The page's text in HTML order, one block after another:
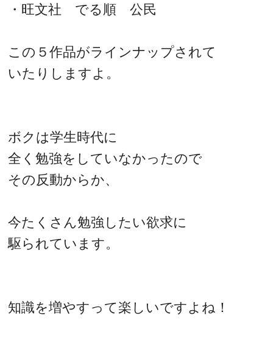
・旺文社 でる順 公民
この５作品がラインナップされて
いたりしますよ。
ボクは学生時代に
全く勉強をしていなかったので
その反動からか、
今たくさん勉強したい欲求に
駆られています。
知識を増やすって楽しいですよね！